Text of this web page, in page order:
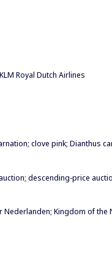
KLM Royal Dutch Airlines
clove pink; Dianthus
descending-price
Nederlanden; Kingdom of the